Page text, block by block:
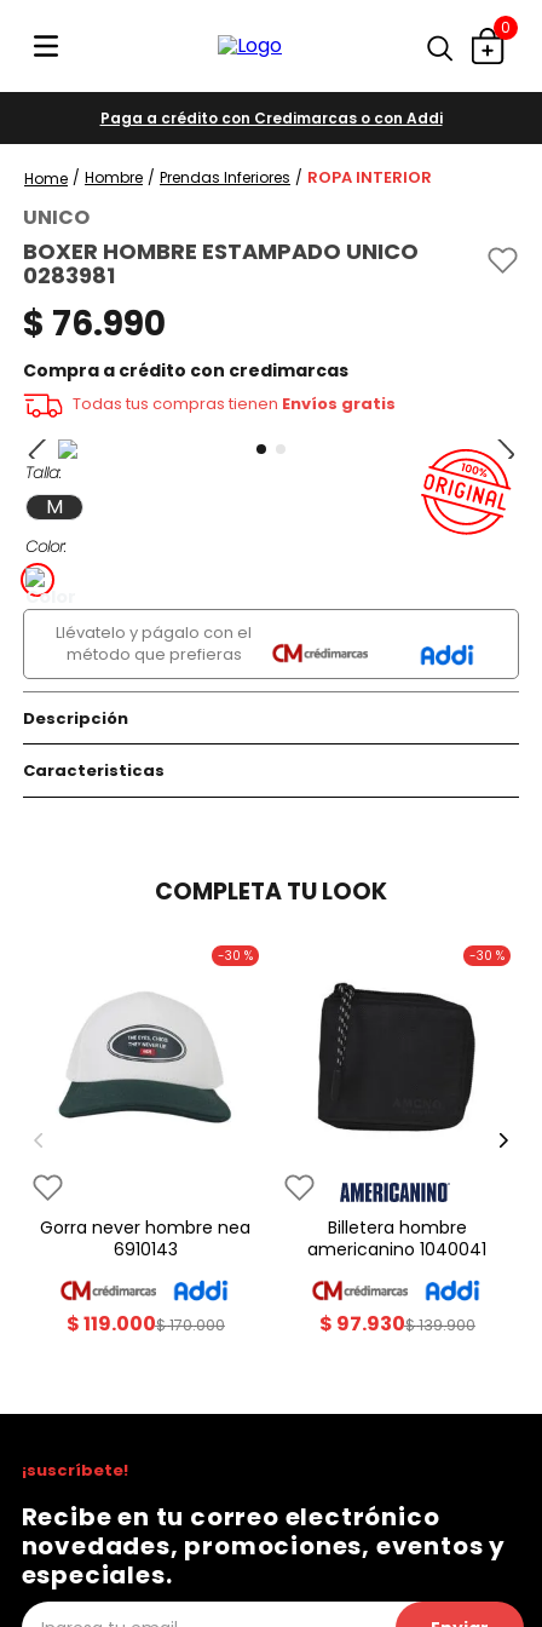
0
Paga a crédito con Credimarcas o con Addi
Hombre Prendas Inferiores ROPA INTERIOR
UNICO
BOXER HOMBRE ESTAMPADO UNICO
0283981
$ 76.990
Compra a crédito con credimarcas
Todas tus compras tienen Envíos gratis
Talla
M
Color
Llévatelo y págalo con el
método que prefieras
Descripción
Caracteristicas
COMPLETA TU LOOK
-30 %
gorra never hombre nea
6910143
$119.000$170.000
-30 %
billetera hombre
americanino 1040041
$ 97.930$139.900
¡suscríbete!
Recibe en tu correo electrónico
novedades, promociones, eventos y
especiales.